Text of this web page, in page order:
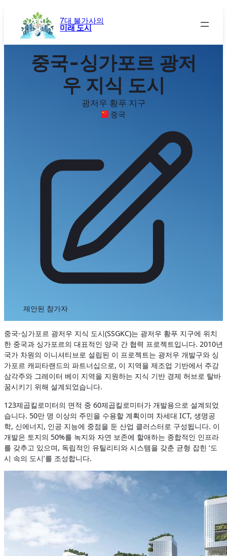
7대 불가사의
미래 도시
중국-싱가포르 광저
우 지식 도시
광저우 황푸 지구
중국
제안된 참가자
중국-싱가포르 광저우 지식 도시(SSGKC)는 광저우 황푸 지구에 위치
한 중국과 싱가포르의 대표적인 양국 간 협력 프로젝트입니다. 2010년
국가 차원의 이니셔티브로 설립된 이 프로젝트는 광저우 개발구와 싱
가포르 캐피타랜드의 파트너십으로, 이 지역을 제조업 기반에서 주강
삼각주와 그레이터 베이 지역을 지원하는 지식 기반 경제 허브로 탈바
꿈시키기 위해 설계되었습니다.
123제곱킬로미터의 면적 중 60제곱킬로미터가 개발용으로 설계되었
습니다. 50만 명 이상의 주민을 수용할 계획이며 차세대 ICT, 생명공
학, 신에너지, 인공 지능에 중점을 둔 산업 클러스터로 구성됩니다. 이
개발은 토지의 50%를 녹지와 자연 보존에 할애하는 종합적인 인프라
를 갖추고 있으며, 독립적인 유틸리티와 시스템을 갖춘 균형 잡힌 ‘도
시 속의 도시’를 조성합니다.